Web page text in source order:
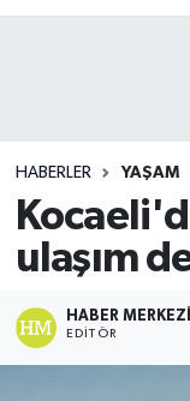
HABERLER YAŞAM
ulaşım
HABER MERKEZI
EDITÖR
Son Dakika
Haber Arşivi